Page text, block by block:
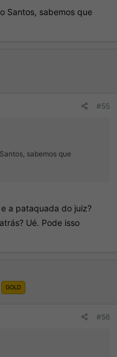
Santos, sabemos que
#55
sabemos que
a pataquada do juiz?
Ué. Pode isso
GOLD
#56